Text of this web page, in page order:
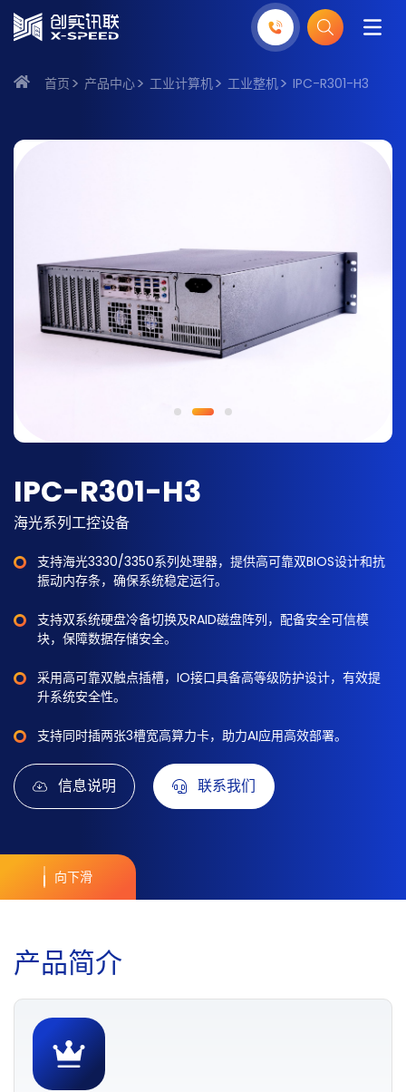
首页 产品中心 工业计算机 工业整机 IPC-R301-H3
IPC-R301-H3
海光系列工控设备
支持海光3330/3350系列处理器，提供高可靠双BIOS设计和抗
振动内存条，确保系统稳定运行。
支持双系统硬盘冷备切换及RAID磁盘阵列，配备安全可信模
块，保障数据存储安全。
采用高可靠双触点插槽，IO接口具备高等级防护设计，有效提
升系统安全性。
支持同时插两张3槽宽高算力卡，助力AI应用高效部署。
信息说明 联系我们
向下滑
产品简介